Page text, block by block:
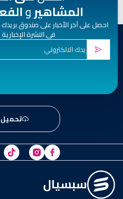
المشاهيرو
احصل على آخر الأخبار على صندوق
في النشرة الإخبارية
تحميل
سبسيال